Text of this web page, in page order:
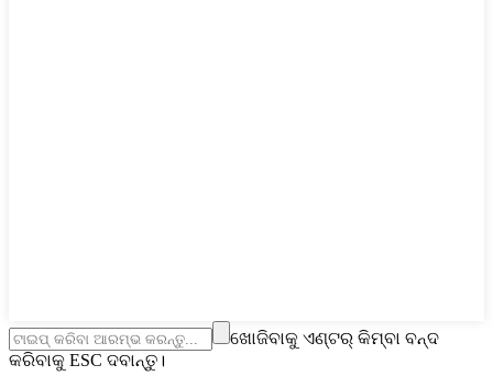
ଖୋଜିବାକୁ ଏଣ୍ଟର୍ କିମ୍ବା ବନ୍ଦ
କରିବାକୁ ESC ଦବାନ୍ତୁ।